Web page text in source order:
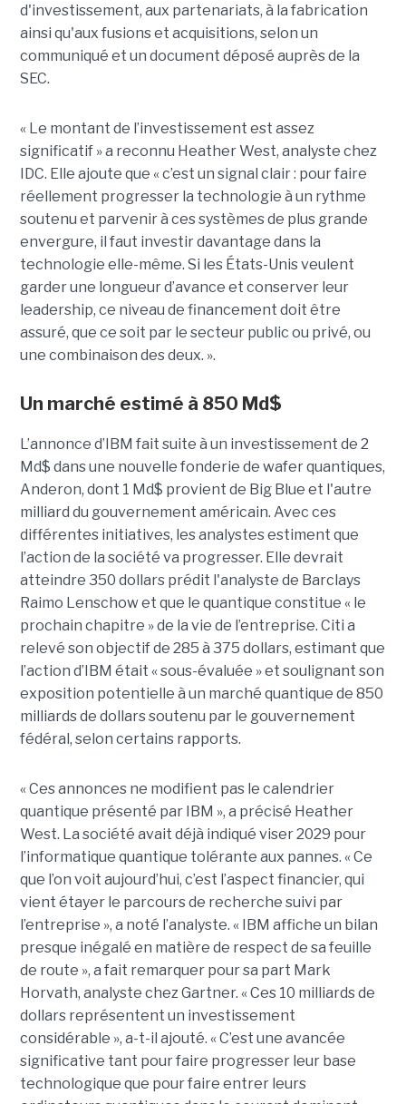
d'investissement, aux partenariats, à la fabrication
ainsi qu'aux fusions et acquisitions, selon un
communiqué et un document déposé auprès de la
SEC.
« Le montant de l’investissement est assez
significatif » a reconnu Heather West, analyste chez
IDC. Elle ajoute que « c’est un signal clair : pour faire
réellement progresser la technologie à un rythme
soutenu et parvenir à ces systèmes de plus grande
envergure, il faut investir davantage dans la
technologie elle-même. Si les États-Unis veulent
garder une longueur d’avance et conserver leur
leadership, ce niveau de financement doit être
assuré, que ce soit par le secteur public ou privé, ou
une combinaison des deux. ».
Un marché estimé à 850 Md$
L’annonce d’IBM fait suite à un investissement de 2
Md$ dans une nouvelle fonderie de wafer quantiques,
Anderon, dont 1 Md$ provient de Big Blue et l'autre
milliard du gouvernement américain. Avec ces
différentes initiatives, les analystes estiment que
l’action de la société va progresser. Elle devrait
atteindre 350 dollars prédit l'analyste de Barclays
Raimo Lenschow et que le quantique constitue « le
prochain chapitre » de la vie de l’entreprise. Citi a
relevé son objectif de 285 à 375 dollars, estimant que
l’action d’IBM était « sous-évaluée » et soulignant son
exposition potentielle à un marché quantique de 850
milliards de dollars soutenu par le gouvernement
fédéral, selon certains rapports.
« Ces annonces ne modifient pas le calendrier
quantique présenté par IBM », a précisé Heather
West. La société avait déjà indiqué viser 2029 pour
l’informatique quantique tolérante aux pannes. « Ce
que l’on voit aujourd’hui, c’est l’aspect financier, qui
vient étayer le parcours de recherche suivi par
l’entreprise », a noté l’analyste. « IBM affiche un bilan
presque inégalé en matière de respect de sa feuille
de route », a fait remarquer pour sa part Mark
Horvath, analyste chez Gartner. « Ces 10 milliards de
dollars représentent un investissement
considérable », a-t-il ajouté. « C’est une avancée
significative tant pour faire progresser leur base
technologique que pour faire entrer leurs